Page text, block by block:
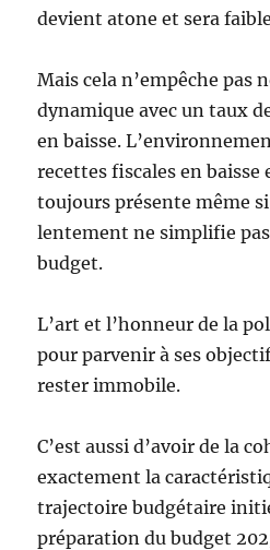
devient atone et sera
Mais cela n’empêche pas
dynamique avec un taux
en baisse.
recettes fiscales en
toujours présente même
lentement ne simplifie
budget.
L’art et l’honneur de la
pour parvenir à ses
rester immobile.
C’est aussi d’avoir de la
exactement la
trajectoire budgétaire
préparation du budget